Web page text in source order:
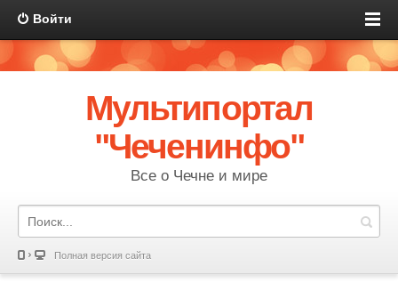
Войти
Мультипортал
"Чеченинфо"
Все о Чечне и мире
Полная версия сайта